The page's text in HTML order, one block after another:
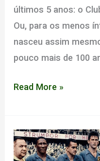
últimos 5 anos: o
Ou, para os menos
nasceu assim
pouco mais de 100
Os
Ícaro
e
Read More »